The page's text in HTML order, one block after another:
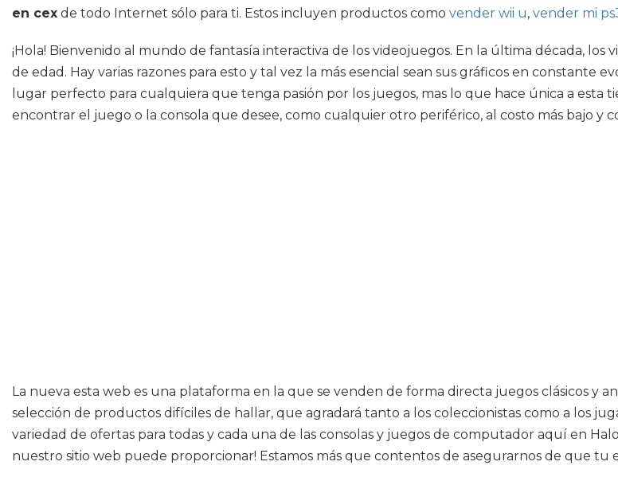
en cex de todo Internet sólo para ti. Estos incluyen productos como vender wii u, vender mi
¡Hola! Bienvenido al mundo de fantasía interactiva de los videojuegos. En la última década,
de edad. Hay varias razones para esto y tal vez la más esencial sean sus gráficos en constante
lugar perfecto para cualquiera que tenga pasión por los juegos, mas lo que hace única a esta
encontrar el juego o la consola que desee, como cualquier otro periférico, al costo más bajo y
La nueva esta web es una plataforma en la que se venden de forma directa juegos clásicos y
selección de productos difíciles de hallar, que agradará tanto a los coleccionistas como a los
variedad de ofertas para todas y cada una de las consolas y juegos de computador aquí en
nuestro sitio web puede proporcionar! Estamos más que contentos de asegurarnos de que tu